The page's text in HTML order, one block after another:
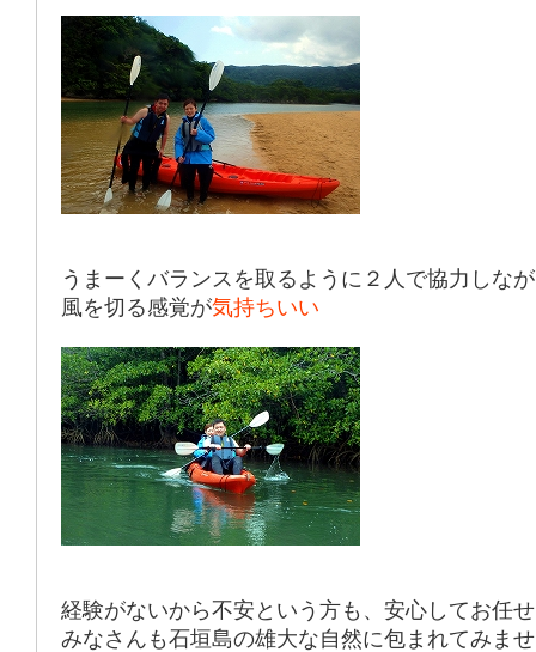
うまーくバランスを取るように２人で協力しな
風を切る感覚が気持ちいい
経験がないから不安という方も、安心してお任
みなさんも石垣島の雄大な自然に包まれてみま